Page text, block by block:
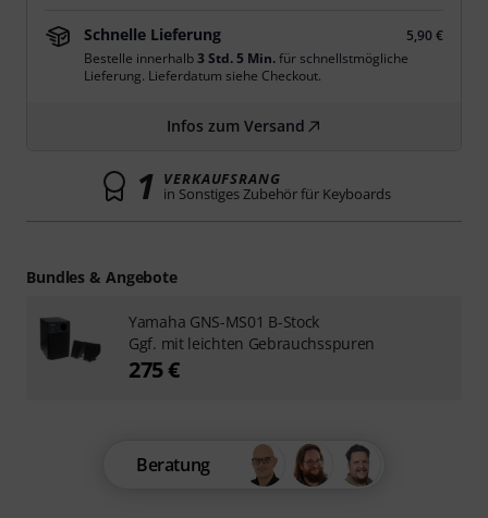
Schnelle Lieferung
5,90 €
Bestelle innerhalb3 Std. 5 Min.für schnellstmögliche
Lieferung. Lieferdatum siehe Checkout.
Infos zum Versand
1 VERKAUFSRANG
in Sonstiges Zubehör für Keyboards
Beratung
Bundles & Angebote
Yamaha GNS-MS01 B-Stock
Ggf. mit leichten Gebrauchsspuren
275 €